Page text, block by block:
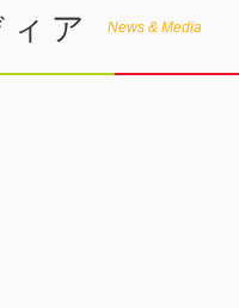
ィア News & Media